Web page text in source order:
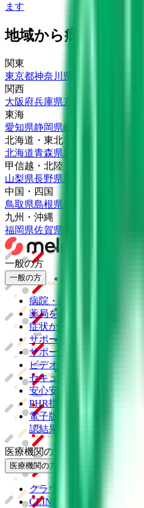
ます
地域から病院・診療
関東
東京都神奈川県
関西
大阪府兵庫県京都府
東海
愛知県静岡県岐阜県
北海道・東北
北海道青森県岩手県
甲信越・北陸
山梨県長野県新潟県
中国・四国
鳥取県島根県
九州・沖縄
福岡県佐賀県
一般の方
一般の方
病院・診療所をさがす
薬局をさがす
症状からさがす
サポート
サポート環境
ビデオ通話の事前テスト
セキュリティの取り組み
安心安全への取り組み
PHR指針に係るチェック
電子版お薬手帳ガイドラ
認結果の公表
医療機関の方
医療機関の方
クラウド診療
CLINICS予約